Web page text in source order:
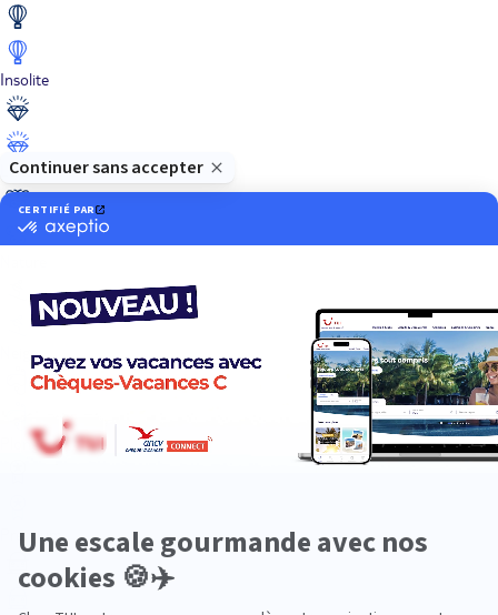
Insolite
Luxe
Neige
Plongée
Premium